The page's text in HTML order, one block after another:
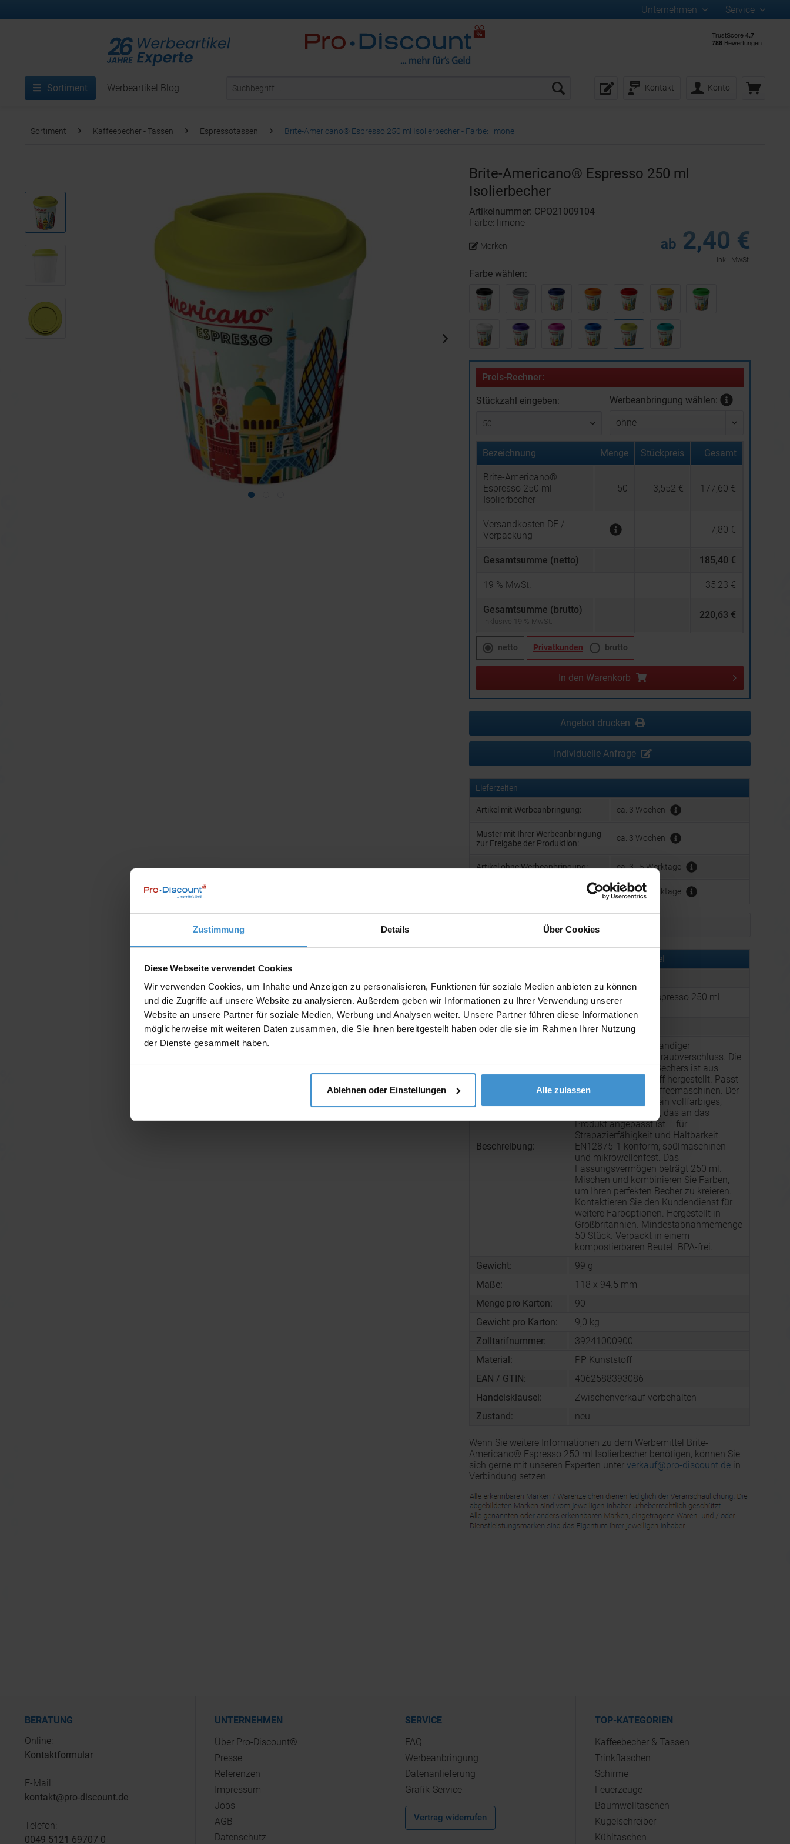
Zustimmung Details Über Cookies
Diese Webseite verwendet Cookies
Wir verwenden Cookies, um Inhalte und Anzeigen zu personalisieren, Funktionen für soziale Medien anbieten zu können
und die Zugriffe auf unsere Website zu analysieren. Außerdem geben wir Informationen zu Ihrer Verwendung unserer
Website an unsere Partner für soziale Medien, Werbung und Analysen weiter. Unsere Partner führen diese Informationen
möglicherweise mit weiteren Daten zusammen, die Sie ihnen bereitgestellt haben oder die sie im Rahmen Ihrer Nutzung
der Dienste gesammelt haben.
Ablehnen oder Einstellungen Alle zulassen
Unternehmen Service
Kontakt Konto
Sortiment Werbeartikel Blog
Sortiment Kaffeebecher - Tassen Espressotassen Brite-Americano® Espresso 250 ml Isolierbecher - Farbe: limone
Brite-Americano® Espresso 250 ml
Isolierbecher
Artikelnummer: CPO21009104
Farbe: limone
ab 2,40 €
inkl. MwSt.
Merken
Farbe wählen:
Preis-Rechner:
Stückzahl eingeben: Werbeanbringung wählen:
Bezeichnung Menge Stückpreis Gesamt
Brite-Americano®
Espresso 250 ml
Isolierbecher
50 3,552 € 177,60 €
Versandkosten DE /
Verpackung
7,80 €
Gesamtsumme (netto) 185,40 €
19 % MwSt. 35,23 €
Gesamtsumme (brutto)
inklusive 19 % MwSt.
220,63 €
netto Privatkunden brutto
In den Warenkorb
Angebot drucken
Individuelle Anfrage
Lieferzeiten
Artikel mit Werbeanbringung: ca. 3 Wochen
Muster mit Ihrer Werbeanbringung
zur Freigabe der Produktion:
ca. 3 Wochen
Artikel ohne Werbeanbringung: ca. 3 - 5 Werktage
ca. 3 - 5 Werktage
Muster bestellen
Produktinformationen zu diesem Werbeartikel
Artikelname:
Brite-Americano® Espresso 250 ml
Isolierbecher
Ausführung:
Farbe: limone
Beschreibung:
Kompakter, doppelwandiger
Isolierbecher mit Schraubverschluss. Die
äußere Schicht des Bechers ist aus
recyceltem Kunststoff hergestellt. Passt
unter die meisten Kaffeemaschinen. Der
Becher verfügt über ein vollfarbiges,
umlaufendes Design, das an das
Produkt angepasst ist – für
Strapazierfähigkeit und Haltbarkeit.
EN12875-1 konform; spülmaschinen-
und mikrowellenfest. Das
Fassungsvermögen beträgt 250 ml.
Mischen und kombinieren Sie Farben,
um Ihren perfekten Becher zu kreieren.
Kontaktieren Sie den Kundendienst für
weitere Farboptionen. Hergestellt in
Großbritannien. Mindestabnahmemenge
50 Stück. Verpackt in einem
kompostierbaren Beutel. BPA-frei.
Gewicht:
99 g
Maße:
118 x 94.5 mm
Menge pro Karton:
90
Gewicht pro Karton:
9,0 kg
Zolltarifnummer:
39241000900
Material:
PP Kunststoff
EAN / GTIN:
4062588393086
Handelsklausel:
Zwischenverkauf vorbehalten
Zustand:
neu
Wenn Sie weitere Informationen zu dem Werbemittel Brite-
Americano® Espresso 250 ml Isolierbecher benötigen, können Sie
sich gerne mit unseren Experten unter verkauf@pro-discount.dein
Verbindung setzen.
BERATUNG
Online:
Kontaktformular
E-Mail:
kontakt@pro-discount.de
Telefon:
0049 5121 69707 0
UNTERNEHMEN
Über Pro-Discount®
Presse
Referenzen
Impressum
Jobs
AGB
Datenschutz
SERVICE
FAQ
Werbeanbringung
Datenanlieferung
Grafik-Service
Vertrag widerrufen
TOP-KATEGORIEN
Kaffeebecher & Tassen
Trinkflaschen
Schirme
Feuerzeuge
Baumwolltaschen
Kugelschreiber
Kühltaschen